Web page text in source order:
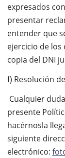
expresados
presentar
entender que
ejercicio de
copia del DNI
f) Resolución
Cualquier
presente
hacérnosla
siguiente
electrónico: